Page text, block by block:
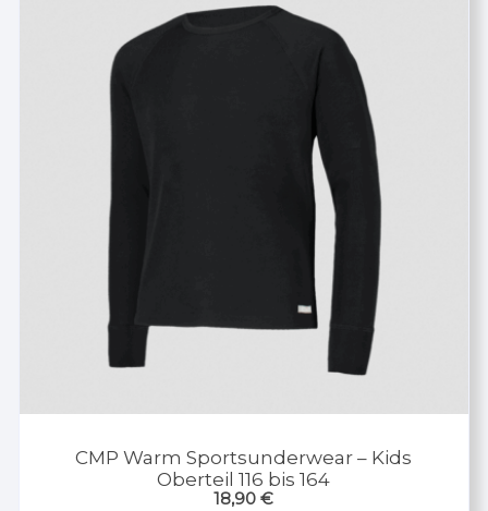
CMP Warm Sportsunderwear – Kids
Oberteil 116 bis 164
18,90€